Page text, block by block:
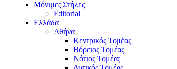
Μόνιμες Στήλες
Editorial
Ελλάδα
Αθήνα
Κεντρικός Τομέας
Βόρειος Τομέας
Νότιος Τομέας
Δυτικός Τομέας